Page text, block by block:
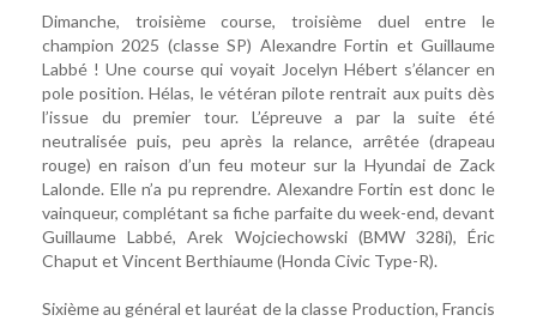
Dimanche, troisième course, troisième duel entre le
champion 2025 (classe SP) Alexandre Fortin et Guillaume
Labbé ! Une course qui voyait Jocelyn Hébert s’élancer en
pole position. Hélas, le vétéran pilote rentrait aux puits dès
l’issue du premier tour. L’épreuve a par la suite été
neutralisée puis, peu après la relance, arrêtée (drapeau
rouge) en raison d’un feu moteur sur la Hyundai de Zack
Lalonde. Elle n’a pu reprendre. Alexandre Fortin est donc le
vainqueur, complétant sa fiche parfaite du week-end, devant
Guillaume Labbé, Arek Wojciechowski (BMW 328i), Éric
Chaput et Vincent Berthiaume (Honda Civic Type-R).
Sixième au général et lauréat de la classe Production, Francis